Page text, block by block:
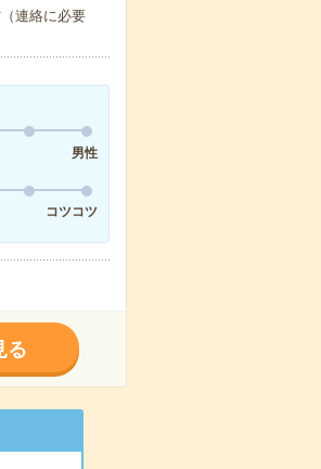
連絡に必要
男性
コツコツ
る